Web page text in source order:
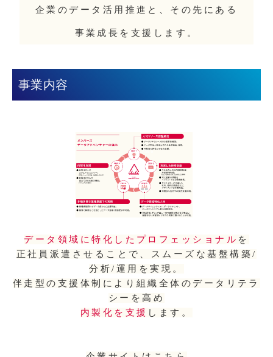
企業のデータ活用推進と、その先にある
事業成長を支援します。
事業内容
データ領域に特化したプロフェッショナル を
正社員派遣させることで、
スムーズな基盤構築/
分析/運用を実現。
伴走型の支援体制により 組織全体のデータリテラ
シーを高め
内製化を支援 します。